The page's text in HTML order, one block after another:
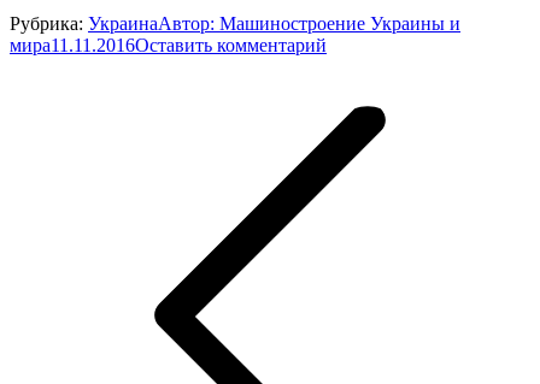
Рубрика: УкраинаАвтор: Машиностроение Украины и
мира11.11.2016Оставить комментарий